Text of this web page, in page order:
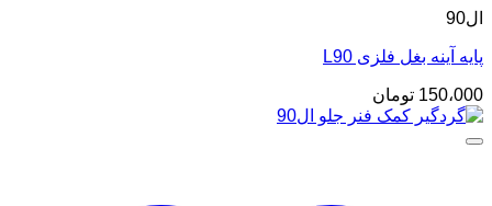
ال90
پایه آینه بغل فلزی L90
150،000 تومان